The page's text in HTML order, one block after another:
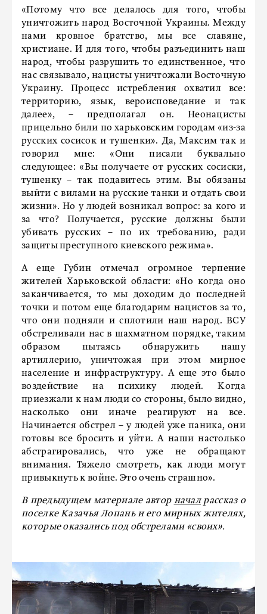
«Потому что все делалось для того, чтобы
уничтожить народ Восточной Украины. Между
нами кровное братство, мы все славяне,
христиане. И для того, чтобы разъединить наш
народ, чтобы разрушить то единственное, что
нас связывало, нацисты уничтожали Восточную
Украину. Процесс истребления охватил все:
территорию, язык, вероисповедание и так
далее», – предполагал он. Неонацисты
прицельно били по харьковским городам «из-за
русских сосисок и тушенки». Да, Максим так и
говорил мне: «Они писали буквально
следующее: «Вы получаете от русских сосиски,
тушенку – так подавитесь этим. Вы обязаны
выйти с вилами на русские танки и отдать свои
жизни». Но у людей возникал вопрос: за кого и
за что? Получается, русские должны были
убивать русских – по их требованию, ради
защиты преступного киевского режима».
А еще Губин отмечал огромное терпение
жителей Харьковской области: «Но когда оно
заканчивается, то мы доходим до последней
точки и потом еще благодарим нацистов за то,
что они подняли и сплотили наш народ. ВСУ
обстреливали нас в шахматном порядке, таким
образом пытаясь обнаружить нашу
артиллерию, уничтожая при этом мирное
население и инфраструктуру. А еще это было
воздействие на психику людей. Когда
приезжали к нам люди со стороны, было видно,
насколько они иначе реагируют на все.
Начинается обстрел – у людей уже паника, они
готовы все бросить и уйти. А наши настолько
абстрагировались, что уже не обращают
внимания. Тяжело смотреть, как люди могут
привыкнуть к войне. Это очень страшно».
В предыдущем материале автор началрассказ о
поселке Казачья Лопань и его мирных жителях,
которые оказались под обстрелами «своих».